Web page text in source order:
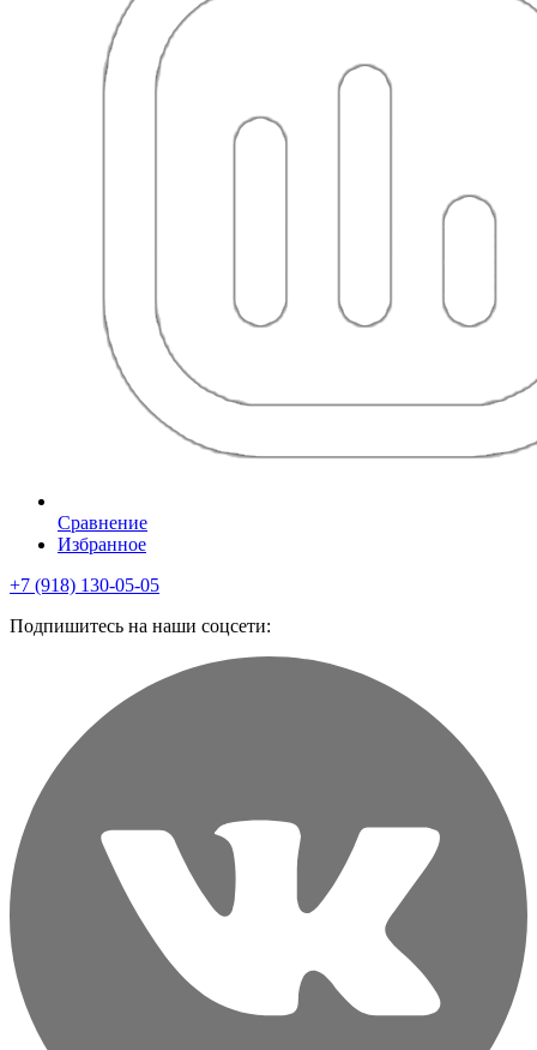
Сравнение
Избранное
+7 (918) 130-05-05
Подпишитесь на наши соцсети: